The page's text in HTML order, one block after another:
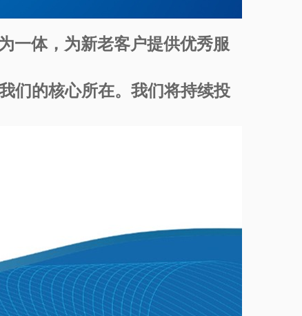
一体，为新老客户提供优秀服
们的核心所在。我们将持续投